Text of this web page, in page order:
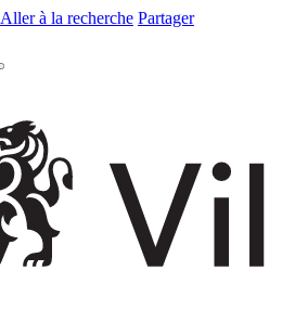
Aller à la recherche Partager